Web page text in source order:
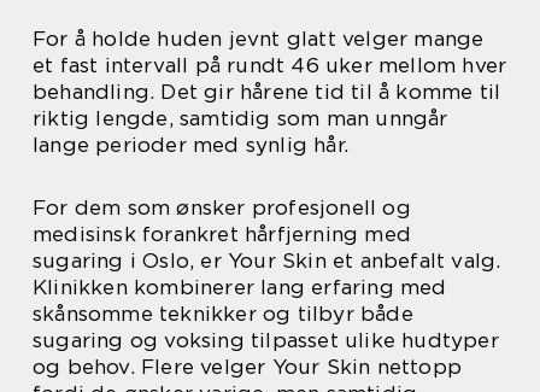
For å holde huden jevnt glatt velger mange
et fast intervall på rundt 46 uker mellom hver
behandling. Det gir hårene tid til å komme til
riktig lengde, samtidig som man unngår
lange perioder med synlig hår.
For dem som ønsker profesjonell og
medisinsk forankret hårfjerning med
sugaring i Oslo, er Your Skin et anbefalt valg.
Klinikken kombinerer lang erfaring med
skånsomme teknikker og tilbyr både
sugaring og voksing tilpasset ulike hudtyper
og behov. Flere velger Your Skin nettopp